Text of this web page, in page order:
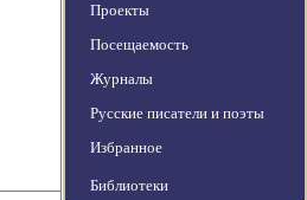
Проекты
Посещаемость
Журналы
Русские писатели и поэты
Избранное
Библиотеки